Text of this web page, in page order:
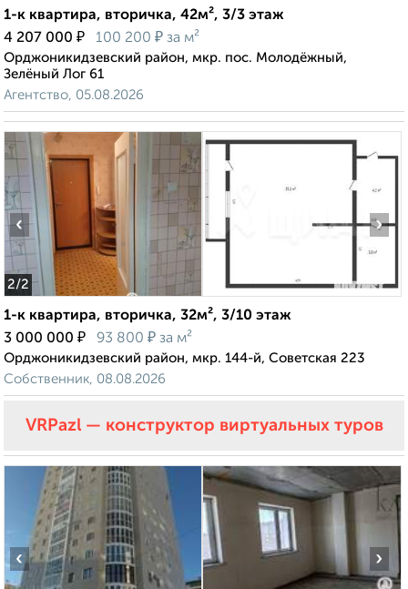
1-к квартира, вторичка, 42м², 3/3 этаж
4 207 000 ₽ 100 200 ₽ за м²
Орджоникидзевский район, мкр. пос. Молодёжный,
Зелёный Лог 61
Агентство, 05.08.2026
2/2
‹ ›
1-к квартира, вторичка, 32м², 3/10 этаж
3 000 000 ₽ 93 800 ₽ за м²
Орджоникидзевский район, мкр. 144-й, Советская 223
Собственник, 08.08.2026
VRPazl — конструктор виртуальных туров
‹ ›